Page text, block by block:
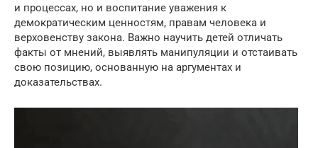
и процессах, но и воспитание уважения к
демократическим ценностям, правам человека и
верховенству закона. Важно научить детей отличать
факты от мнений, выявлять манипуляции и отстаивать
свою позицию, основанную на аргументах и
доказательствах.